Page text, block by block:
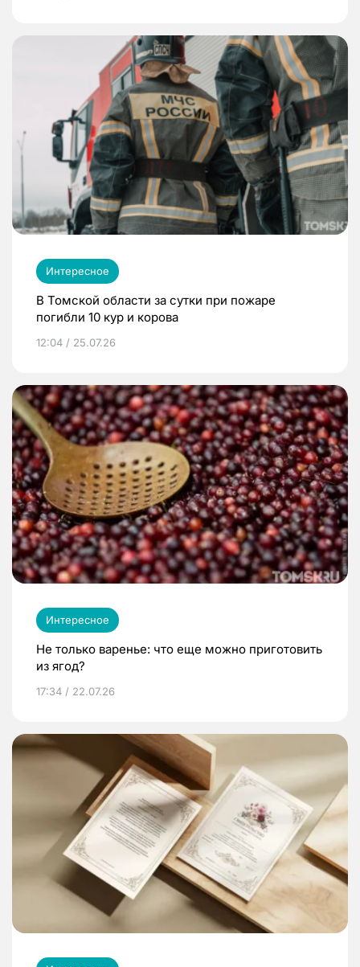
Интересное
В Томской области за сутки при пожаре
погибли 10 кур и корова
12:04 / 25.07.26
Интересное
Не только варенье: что еще можно приготовить
из ягод?
17:34 / 22.07.26